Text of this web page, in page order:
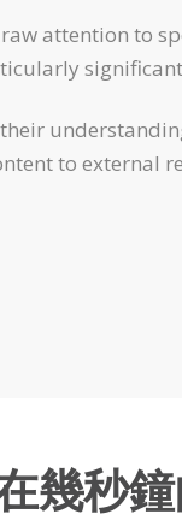
attention to
to external
幾秒